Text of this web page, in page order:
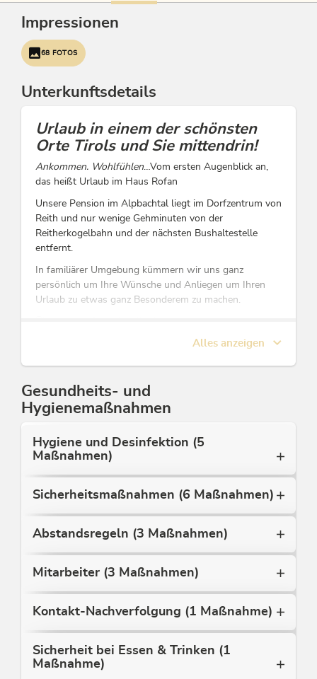
Impressionen
68 FOTOS
Unterkunftsdetails
Urlaub in einem der schönsten
Orte Tirols und Sie mittendrin!
Ankommen. Wohlfühlen…Vom ersten Augenblick an,
das heißt Urlaub im Haus Rofan
Unsere Pension im Alpbachtal liegt im Dorfzentrum von
Reith und nur wenige Gehminuten von der
Reitherkogelbahn und der nächsten Bushaltestelle
entfernt.
In familiärer Umgebung kümmern wir uns ganz
persönlich um Ihre Wünsche und Anliegen um Ihren
Urlaub zu etwas ganz Besonderem zu machen.
Wir, die Familie Margreiter freuen uns auf Sie!
Alles anzeigen
Gesundheits- und
Hygienemaßnahmen
Hygiene und Desinfektion (5
Maßnahmen)
Sicherheitsmaßnahmen (6 Maßnahmen)
Abstandsregeln (3 Maßnahmen)
Mitarbeiter (3 Maßnahmen)
Kontakt-Nachverfolgung (1 Maßnahme)
Sicherheit bei Essen & Trinken (1
Maßnahme)